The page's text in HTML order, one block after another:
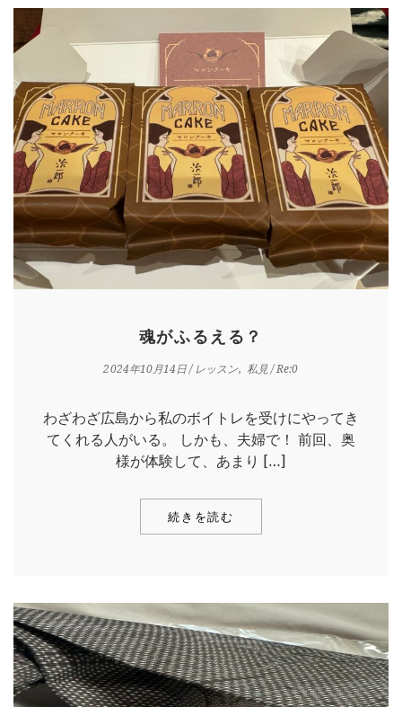
魂がふるえる？
2024年10月14日/レッスン 私見/ Re:0
わざわざ広島から私のボイトレを受けにやってき
てくれる人がいる。 しかも、夫婦で！ 前回、奥
様が体験して、あまり […]
続きを読む